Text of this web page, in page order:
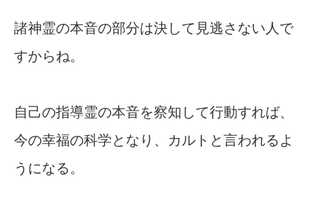
諸神霊の本音の部分は決して見逃さない人で
すからね。
自己の指導霊の本音を察知して行動すれば、
今の幸福の科学となり、カルトと言われるよ
うになる。